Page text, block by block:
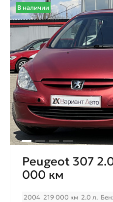
В наличии
Peugeot 307
000 км
2004 219 000 км 2.0 л.